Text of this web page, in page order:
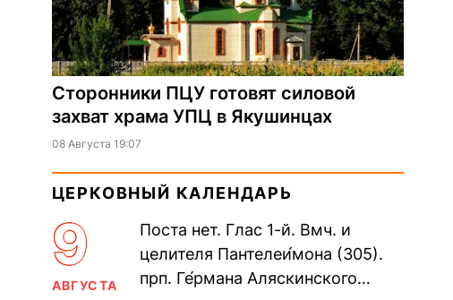
Сторонники ПЦУ готовят силовой
захват храма УПЦ в Якушинцах
08 Августа 19:07
ЦЕРКОВНЫЙ КАЛЕНДАРЬ
9
АВГУСТА
Поста нет. Глас 1-й. Вмч. и
целителя Пантелеи́мона (305).
прп. Ге́рмана Аляскинского